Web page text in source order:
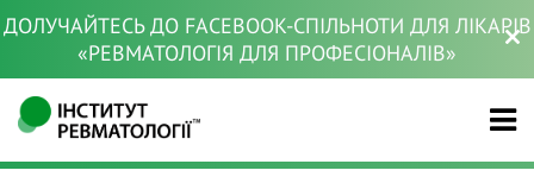
ДОЛУЧАЙТЕСЬ ДО FACEBOOK-СПІЛЬНОТИ ДЛЯ ЛІКАРІВ
«РЕВМАТОЛОГІЯ ДЛЯ ПРОФЕСІОНАЛІВ»